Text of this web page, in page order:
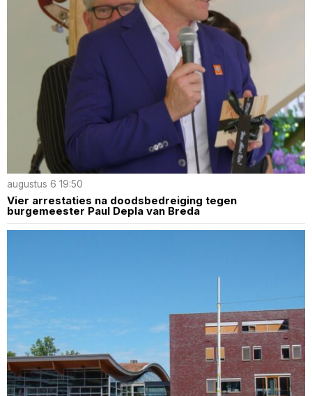
augustus 6 19:50
Vier arrestaties na doodsbedreiging tegen
burgemeester Paul Depla van Breda